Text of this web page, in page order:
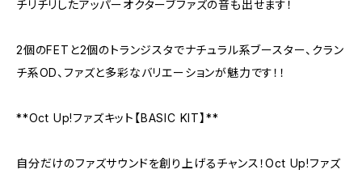
チリチリしたアッパーオクターブファズの音も出せます！
2個のFETと2個のトランジスタでナチュラル系ブースター、クラン
チ系OD、ファズと多彩なバリエーションが魅力です！！
**Oct Up!ファズキット【BASIC KIT】**
自分だけのファズサウンドを創り上げるチャンス！Oct Up!ファズ